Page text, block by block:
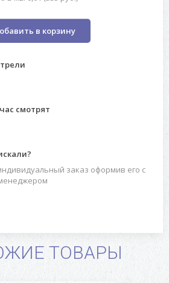
в корзину
смотрят
заказ оформив его с
ТОВАРЫ